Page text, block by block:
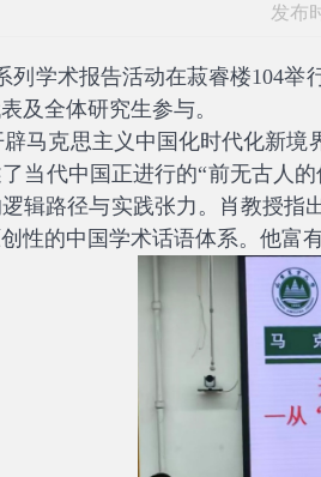
发布
列学术报告活动在菽睿楼104举
及全体研究生参与。
马克思主义中国化时代化新
当代中国正进行的“前无古人
辑路径与实践张力。肖教授
性的中国学术话语体系。他富